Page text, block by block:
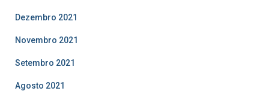
Dezembro 2021
Novembro 2021
Setembro 2021
Agosto 2021